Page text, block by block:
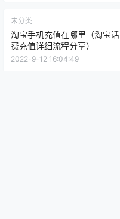
未分类
淘宝手机充值在哪里（淘宝话
费充值详细流程分享）
2022-9-12 16:04:49